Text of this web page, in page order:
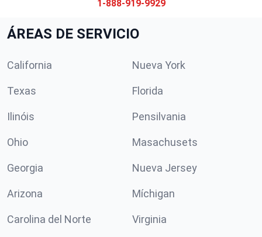
1-888-919-9929
ÁREAS DE SERVICIO
California Nueva York
Texas Florida
Ilinóis Pensilvania
Ohio Masachusets
Georgia Nueva Jersey
Arizona Míchigan
Carolina del Norte Virginia